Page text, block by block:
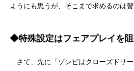
ようにも思うが、そこまで求めるのは贅
◆特殊設定はフェアプレイを
さて、先に「ゾンビはクローズドサー